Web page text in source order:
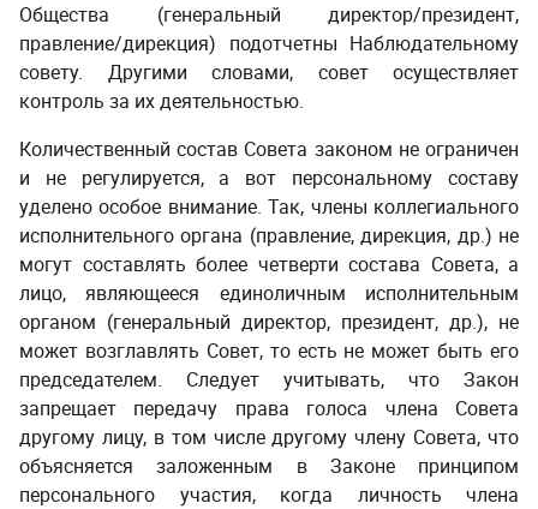
Общества (генеральный директор/президент,
правление/дирекция) подотчетны Наблюдательному
совету. Другими словами, совет осуществляет
контроль за их деятельностью.
Количественный состав Совета законом не ограничен
и не регулируется, а вот персональному составу
уделено особое внимание. Так, члены коллегиального
исполнительного органа (правление, дирекция, др.) не
могут составлять более четверти состава Совета, а
лицо, являющееся единоличным исполнительным
органом (генеральный директор, президент, др.), не
может возглавлять Совет, то есть не может быть его
председателем. Следует учитывать, что Закон
запрещает передачу права голоса члена Совета
другому лицу, в том числе другому члену Совета, что
объясняется заложенным в Законе принципом
персонального участия, когда личность члена